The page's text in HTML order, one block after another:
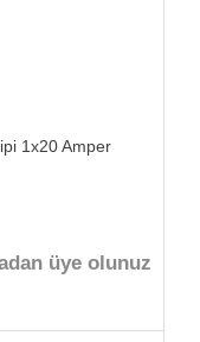
1x20 Amper
üye olunuz